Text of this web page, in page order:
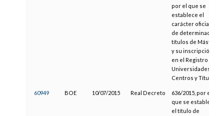
por el que se
establece el
carácter oficial
de determinados
títulos de Máster
y su inscripción
en el Registro de
Universidades,
Centros y Títulos
60949 BOE 10/07/2015 Real Decreto
636/2015, por el
que se establece
el título de